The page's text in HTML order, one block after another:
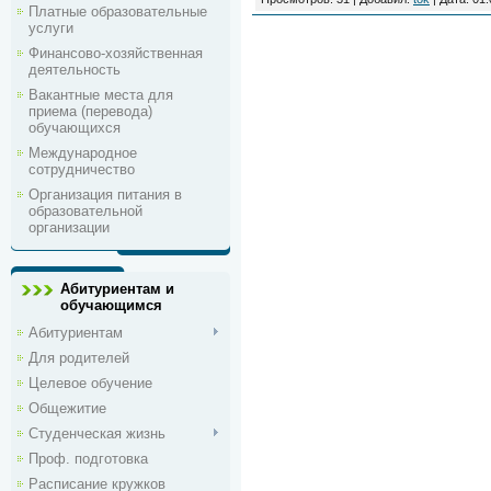
Платные образовательные
услуги
Финансово-хозяйственная
деятельность
Вакантные места для
приема (перевода)
обучающихся
Международное
сотрудничество
Организация питания в
образовательной
организации
Абитуриентам и
обучающимся
Абитуриентам
Для родителей
Целевое обучение
Общежитие
Студенческая жизнь
Проф. подготовка
Расписание кружков